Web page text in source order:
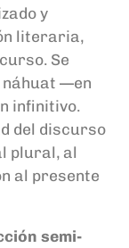
y
literaria,
Se
—en
infinitivo.
del discurso
plural, al
al presente
semi-